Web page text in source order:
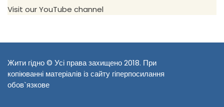
Visit our YouTube channel
Жити гідно © Усі права захищено 2018. При
копіюванні матеріалів із сайту гіперпосилання
обов`язкове